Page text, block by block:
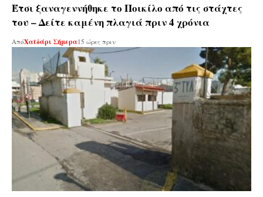
Έτσι ξαναγεννήθηκε το Ποικίλο από τις στάχτες
του – Δείτε καμένη πλαγιά πριν 4 χρόνια
ΑπόΧαϊδάρι Σήμερα15 ώρες πριν